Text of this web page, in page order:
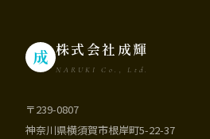
成 株式会社成輝
NARUKI Co., Ltd.
〒239-0807
神奈川県横須賀市根岸町5-22-37